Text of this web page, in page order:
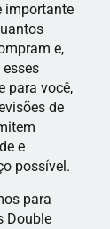
importante
e,
para você,
de
e
possível.
para
Double